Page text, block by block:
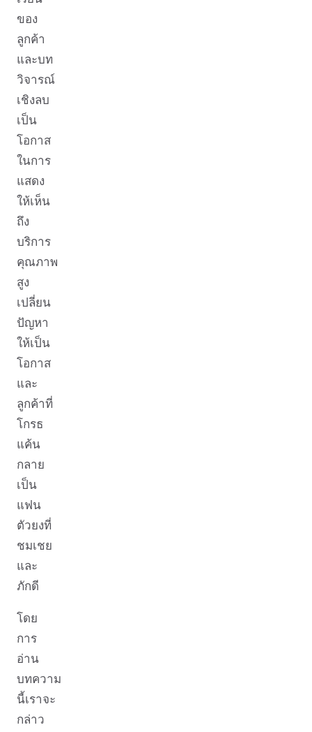
ของ
ลูกค้า
และบท
วิจารณ์
เชิงลบ
เป็น
โอกาส
ในการ
แสดง
ให้เห็น
ถึง
บริการ
คุณภาพ
สูง
เปลี่ยน
ปัญหา
ให้เป็น
โอกาส
และ
ลูกค้าที่
โกรธ
แค้น
กลาย
เป็น
แฟน
ตัวยงที่
ชมเชย
และ
ภักดี
โดย
การ
อ่าน
บทความ
นี้เราจะ
กล่าว